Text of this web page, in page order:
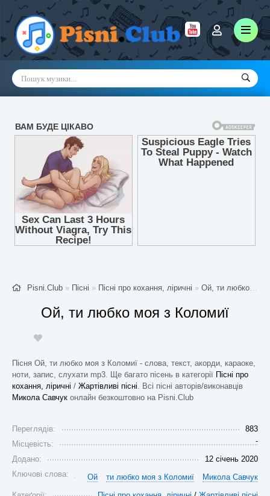
Pisni.Club » Пісні » Пісні про кохання, ліричні » Ой, ти любко моя з Коломиї
Ой, ти любко моя з Коломиї
Пісня Ой, ти любко моя з Коломиї - слова, текст, акорди, караоке,
ноти, запис, слухати mp3. Ще багато пісень в категорії Пісні про
кохання, ліричні / Жартівливі пісні. Всі пісні авторів/виконавців
Микола Савчук онлайн безкоштовно на Pisni.Club
Переглядів:
883
Місцевість:
-
Додано:
12 січень 2020
Ключові слова:
Ой ти любко моя з Коломиї
Микола Савчук